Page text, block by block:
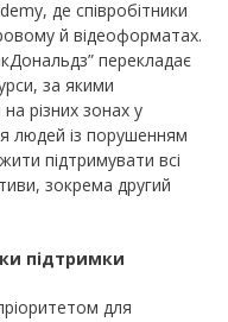
де співробітники
й відеоформатах.
перекладає
за якими
різних зонах у
людей із порушенням
підтримувати всі
зокрема другий
підтримки
для